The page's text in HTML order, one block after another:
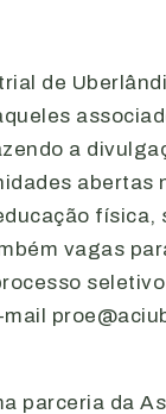
de
a
abertas
física,
vagas
parceria da